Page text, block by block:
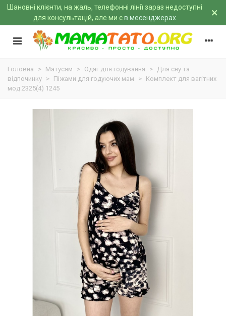
Шановні клієнти, на жаль, телефонні лінії зараз недоступні
для консультацій, але ми єв месенджерах ×
Головна > Матусям > Одяг для годування > Для сну та
відпочинку > Піжами для годуючих мам > Комплект для вагітних
мод.2325(4) 1245